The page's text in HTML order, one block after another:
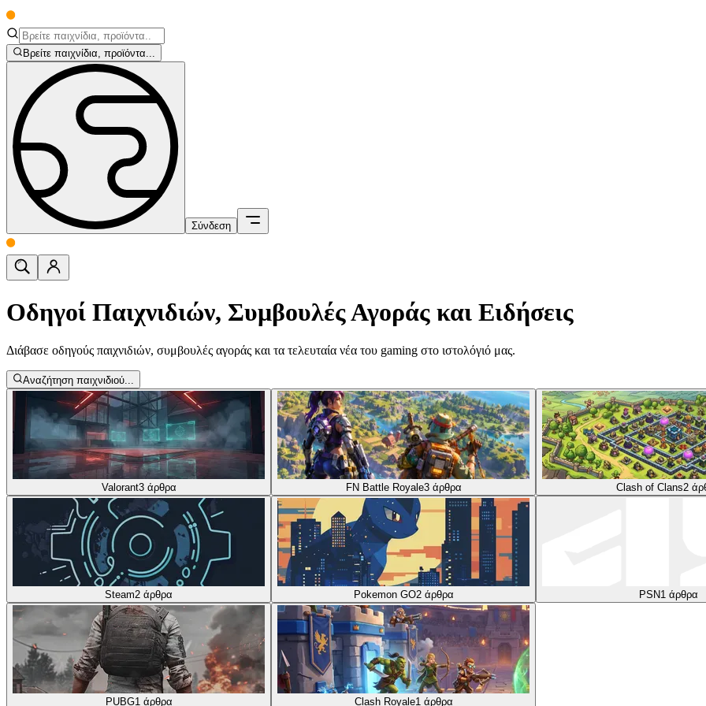
Βρείτε παιχνίδια, προϊόντα...
Σύνδεση
Οδηγοί Παιχνιδιών, Συμβουλές Αγοράς και Ειδήσεις
Διάβασε οδηγούς παιχνιδιών, συμβουλές αγοράς και τα τελευταία νέα του gaming στο ιστολόγιό μας.
Αναζήτηση παιχνιδιού...
Valorant3 άρθρα FN Battle Royale3 άρθρα Clash of Clans2
Steam2 άρθρα Pokemon GO2 άρθρα PSN1 άρθρα
PUBG1 άρθρα Clash Royale1 άρθρα